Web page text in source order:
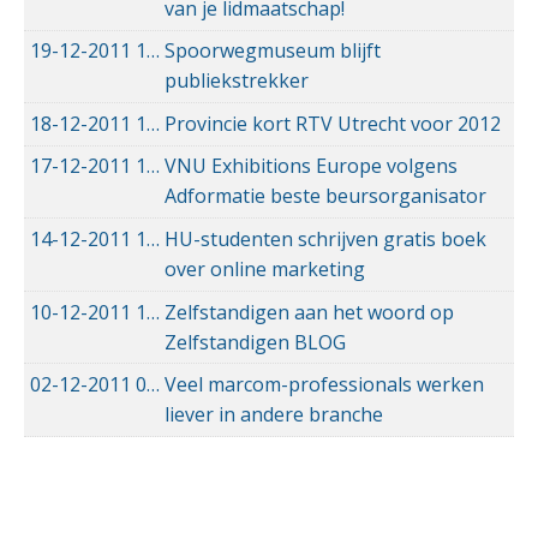
van je lidmaatschap!
19-12-2011 19-12-2011 00:00
Spoorwegmuseum blijft
publiekstrekker
18-12-2011 18-12-2011 00:00
Provincie kort RTV Utrecht voor 2012
17-12-2011 17-12-2011 00:00
VNU Exhibitions Europe volgens
Adformatie beste beursorganisator
14-12-2011 14-12-2011 00:00
HU-studenten schrijven gratis boek
over online marketing
10-12-2011 10-12-2011 00:00
Zelfstandigen aan het woord op
Zelfstandigen BLOG
02-12-2011 02-12-2011 00:00
Veel marcom-professionals werken
liever in andere branche